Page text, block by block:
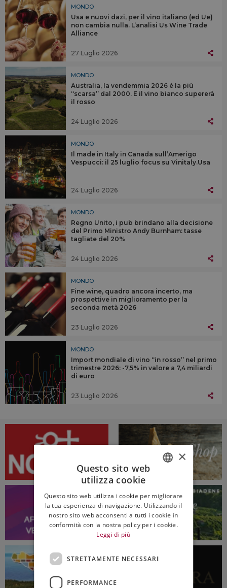
MONDO
Usa e nuovi dazi, per il vino italiano (ed Ue)
non cambia nulla. L’analisi Us Wine Trade
Alliance
27 Luglio 2026
MONDO
Australia, la vendemmia 2026 è la più
“scarsa” dal 2000. E il vino bianco supererà
il rosso
24 Luglio 2026
MONDO
Il made in Italy in Canada sull’Amerigo
Vespucci: il 25 luglio focus su Vinitaly.Usa
24 Luglio 2026
MONDO
Regno Unito, i pub brindano alla decisione
del Primo Ministro Andy Burnham: tasse
tagliate del 20%
24 Luglio 2026
MONDO
Fine wine, quadro ancora incerto, ma
prospettive in miglioramento per la
seconda metà 2026
23 Luglio 2026
MONDO
Import mondiale di vino “in rosso” nel primo
trimestre 2026: -7,5% in valore a 7,4 miliardi
di euro
23 Luglio 2026
ENGLISH
×
Questo sito web
utilizza cookie
Questo sito web utilizza i cookie per migliorare
la tua esperienza di navigazione. Utilizzando il
nostro sito web acconsenti a tutti i cookie in
conformità con la nostra policy per i cookie.
Leggi di più
STRETTAMENTE NECESSARI
PERFORMANCE